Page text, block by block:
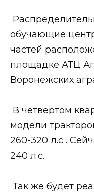
обучающие
частей
площадке АТЦ
Воронежских
В четвертом
модели
260-320 л.с .
240 л.с.
Так же будет